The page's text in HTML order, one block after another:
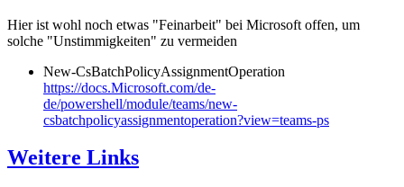
Hier ist wohl noch etwas "Feinarbeit" bei Microsoft offen, um
solche "Unstimmigkeiten" zu vermeiden
New-CsBatchPolicyAssignmentOperation
https://docs.Microsoft.com/de-
de/powershell/module/teams/new-
csbatchpolicyassignmentoperation?view=teams-ps
Weitere Links